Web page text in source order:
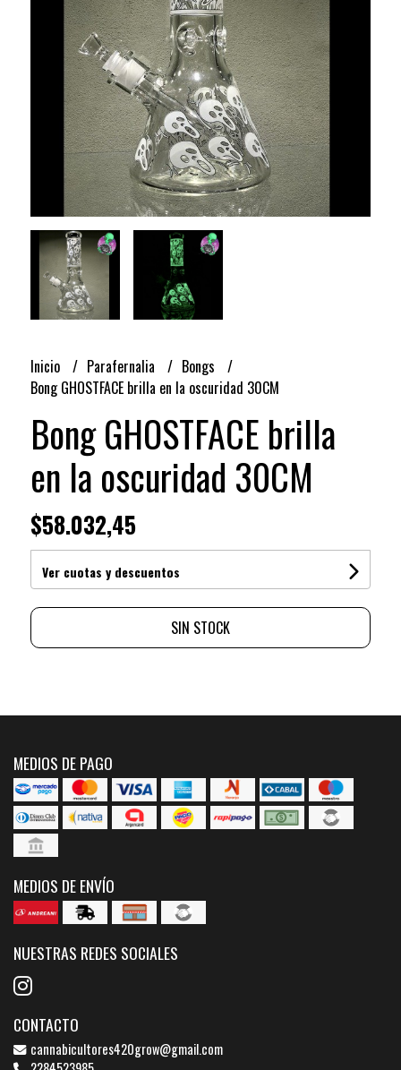
Inicio Parafernalia
Bongs
Bong GHOSTFACE brilla en la oscuridad 30CM
Bong GHOSTFACE brilla
en la oscuridad 30CM
$58.032,45
Ver cuotas y descuentos
SIN STOCK
MEDIOS DE PAGO
MEDIOS DE ENVÍO
NUESTRAS REDES SOCIALES
CONTACTO
cannabicultores420grow@gmail.com